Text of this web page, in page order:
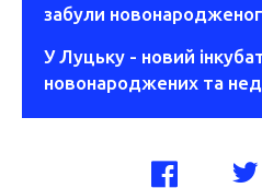
забули
У Луцьку - новий
новонароджених та